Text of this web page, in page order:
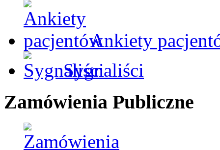
Ankiety
Sygnaliści
Zamówienia Publiczne